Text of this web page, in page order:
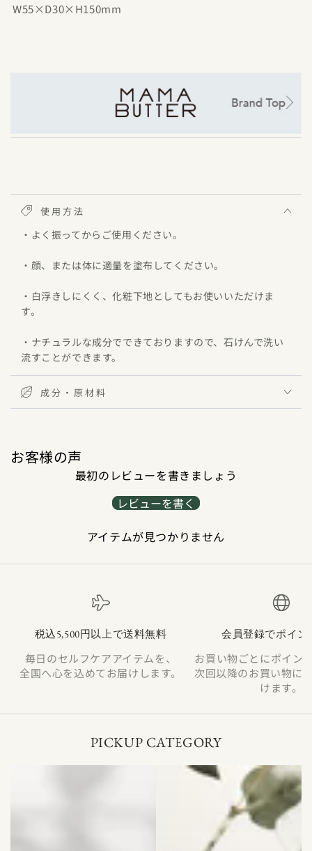
W55×D30×H150mm
使用方法
・よく振ってからご使用ください。
・顔、または体に適量を塗布してください。
・白浮きしにくく、化粧下地としてもお使いいただけま
す。
・ナチュラルな成分でできておりますので、石けんで洗い
流すことができます。
成分・原材料
お客様の声
最初のレビューを書きましょう
レビューを書く
アイテムが見つかりません
税込5,500円以上で送料無料
毎日のセルフケアアイテムを、
全国へ心を込めてお届けします。
会員登録でポイン
お買い物ごとにポイン
次回以降のお買い物に
けます。
PICKUP CATEGORY